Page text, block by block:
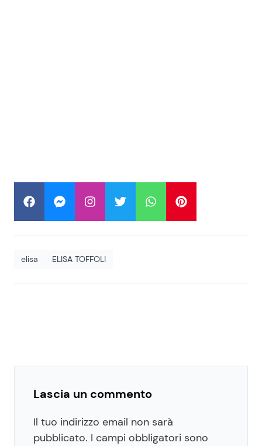
elisa ELISA TOFFOLI
Lascia un commento
Il tuo indirizzo email non sarà
pubblicato. I campi obbligatori sono